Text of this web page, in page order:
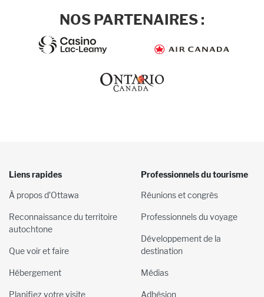
NOS PARTENAIRES :
Liens rapides
À propos d’Ottawa
Reconnaissance du territoire
autochtone
Que voir et faire
Hébergement
Planifiez votre visite
Professionnels du tourisme
Réunions et congrès
Professionnels du voyage
Développement de la
destination
Médias
Adhésion